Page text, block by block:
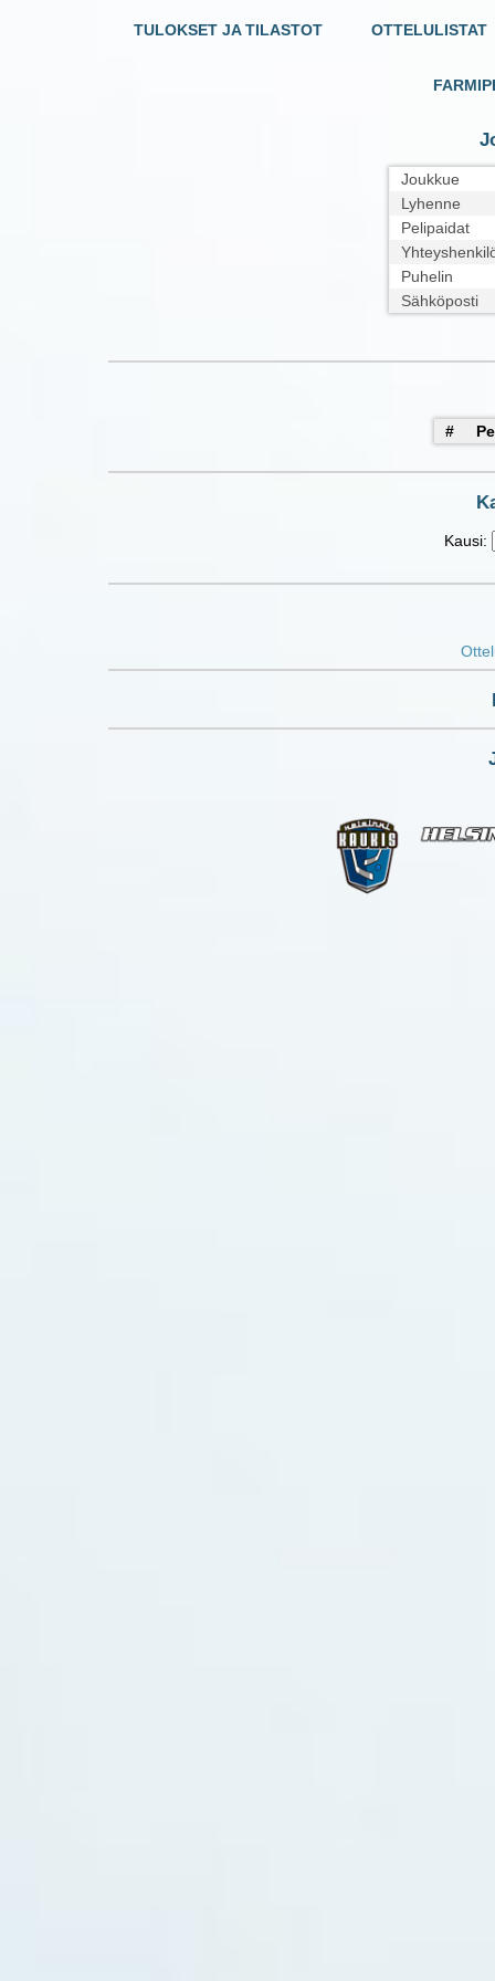
TULOKSET JA TILASTOT OTTELULISTAT
Joukkue
Lyhenne
Pelipaidat
Puhelin
Sähköposti
#
Kausi: